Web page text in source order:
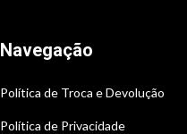
Navegação
Política de Troca e Devolução
Política de Privacidade